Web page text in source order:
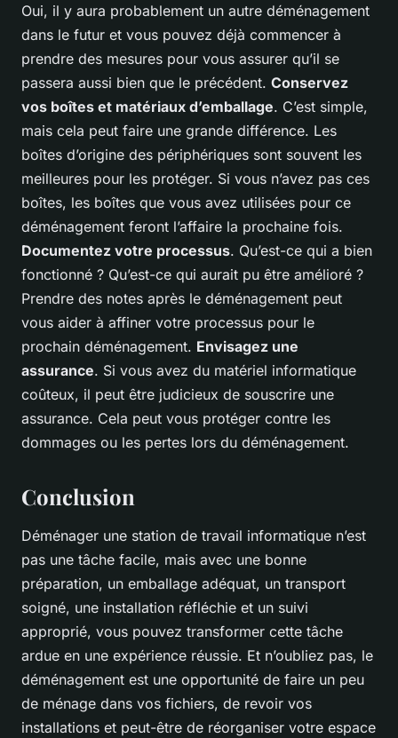
Oui, il y aura probablement un autre déménagement
dans le futur et vous pouvez déjà commencer à
prendre des mesures pour vous assurer qu’il se
passera aussi bien que le précédent. Conservez
vos boîtes et matériaux d’emballage. C’est simple,
mais cela peut faire une grande différence. Les
boîtes d’origine des périphériques sont souvent les
meilleures pour les protéger. Si vous n’avez pas ces
boîtes, les boîtes que vous avez utilisées pour ce
déménagement feront l’affaire la prochaine fois.
Documentez votre processus. Qu’est-ce qui a bien
fonctionné ? Qu’est-ce qui aurait pu être amélioré ?
Prendre des notes après le déménagement peut
vous aider à affiner votre processus pour le
prochain déménagement. Envisagez une
assurance. Si vous avez du matériel informatique
coûteux, il peut être judicieux de souscrire une
assurance. Cela peut vous protéger contre les
dommages ou les pertes lors du déménagement.
Conclusion
Déménager une station de travail informatique n’est
pas une tâche facile, mais avec une bonne
préparation, un emballage adéquat, un transport
soigné, une installation réfléchie et un suivi
approprié, vous pouvez transformer cette tâche
ardue en une expérience réussie. Et n’oubliez pas, le
déménagement est une opportunité de faire un peu
de ménage dans vos fichiers, de revoir vos
installations et peut-être de réorganiser votre espace